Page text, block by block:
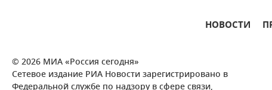
НОВОСТИ
© 2026 МИА «Россия сегодня»
Сетевое издание РИА Новости зарегистрировано в